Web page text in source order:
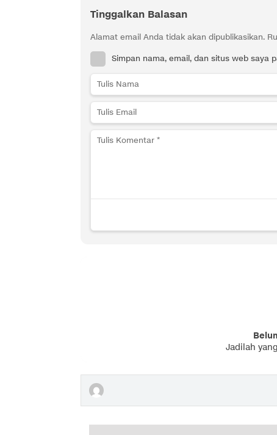
Tinggalkan Balasan
Alamat email Anda tidak akan dipublikasikan.
Simpan nama, email, dan situs web saya
Jadilah